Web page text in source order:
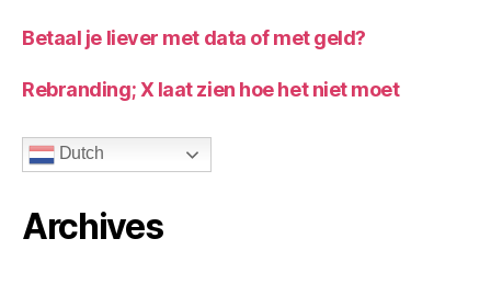
Betaal je liever met data of met geld?
Rebranding; X laat zien hoe het niet moet
Dutch
Archives